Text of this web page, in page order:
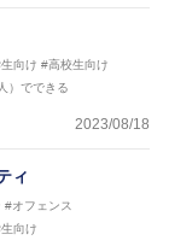
ドコーチ
ドコーチ
チ
ドコーチ
ドコーチ
ドコーチ
ドコーチ
向け #高校生向け
）でできる
2023/08/18
ィ
#オフェンス
向け